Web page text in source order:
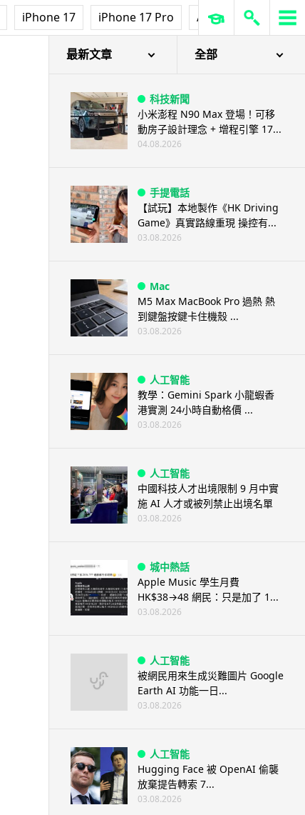
iPhone 17 iPhone 17 Pro AirPods Pro 3
最新文章 全部
科技新聞
小米澎程 N90 Max 登場！可移
動房子設計理念 + 增程引擎 17...
04.08.2026
手提電話
【試玩】本地製作《HK Driving
Game》真實路線重現 操控有...
03.08.2026
Mac
M5 Max MacBook Pro 過熱 熱
到鍵盤按鍵卡住機殼 ...
03.08.2026
人工智能
教學：Gemini Spark 小龍蝦香
港實測 24小時自動格價 ...
03.08.2026
人工智能
中國科技人才出境限制 9 月中實
施 AI 人才或被列禁止出境名單
03.08.2026
城中熱話
Apple Music 學生月費
HK$38→48 網民：只是加了 1...
03.08.2026
人工智能
被網民用來生成災難圖片 Google
Earth AI 功能一日...
03.08.2026
人工智能
Hugging Face 被 OpenAI 偷襲
放棄提告轉索 7...
03.08.2026